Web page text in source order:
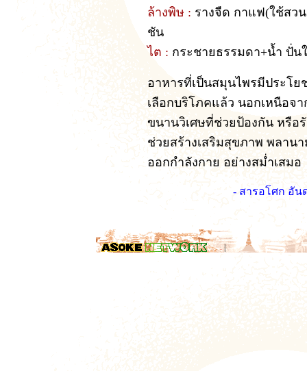
ล้างพิษ : รางจืด กาแฟ(ใช้สว
ชัน
ไต : กระชายธรรมดา+น้ำ ปั่น
อาหารที่เป็นสมุนไพรมีประโ
เลือกบริโภคแล้ว นอกเหนือจ
ขนานวิเศษที่ช่วยป้องกัน หรือ
ช่วยสร้างเสริมสุขภาพ พลาน
ออกกำลังกาย อย่างสม่ำเสมอ
- สารอโศก อั
.|